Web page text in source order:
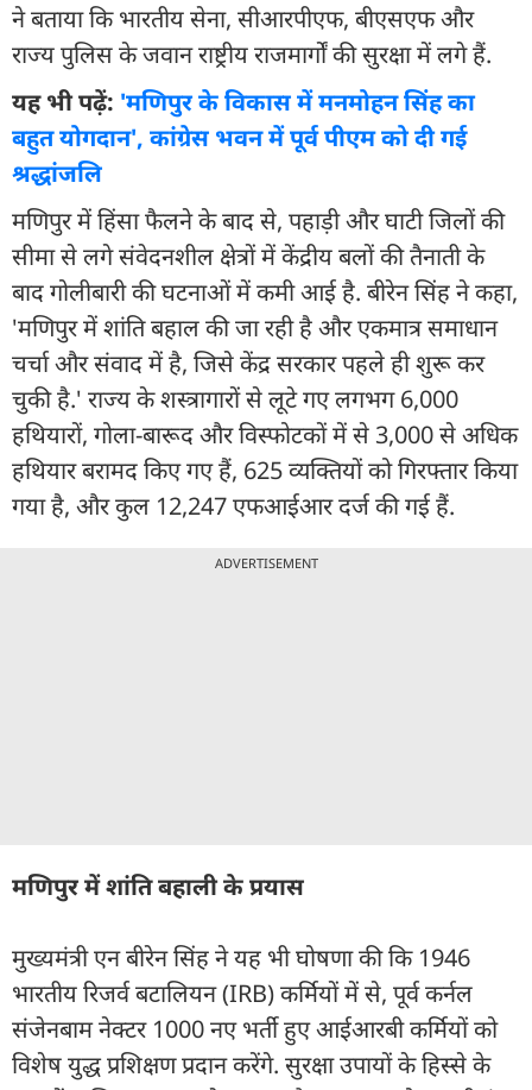
ने बताया कि भारतीय सेना, सीआरपीएफ, बीएसएफ और
राज्य पुलिस के जवान राष्ट्रीय राजमार्गों की सुरक्षा में लगे हैं.
यह भी पढ़ें: 'मणिपुर के विकास में मनमोहन सिंह का
बहुत योगदान', कांग्रेस भवन में पूर्व पीएम को दी गई
श्रद्धांजलि
मणिपुर में हिंसा फैलने के बाद से, पहाड़ी और घाटी जिलों की
सीमा से लगे संवेदनशील क्षेत्रों में केंद्रीय बलों की तैनाती के
बाद गोलीबारी की घटनाओं में कमी आई है. बीरेन सिंह ने कहा,
'मणिपुर में शांति बहाल की जा रही है और एकमात्र समाधान
चर्चा और संवाद में है, जिसे केंद्र सरकार पहले ही शुरू कर
चुकी है.' राज्य के शस्त्रागारों से लूटे गए लगभग 6,000
हथियारों, गोला-बारूद और विस्फोटकों में से 3,000 से अधिक
हथियार बरामद किए गए हैं, 625 व्यक्तियों को गिरफ्तार किया
गया है, और कुल 12,247 एफआईआर दर्ज की गई हैं.
ADVERTISEMENT
मणिपुर में शांति बहाली के प्रयास
मुख्यमंत्री एन बीरेन सिंह ने यह भी घोषणा की कि 1946
भारतीय रिजर्व बटालियन (IRB) कर्मियों में से, पूर्व कर्नल
संजेनबाम नेक्टर 1000 नए भर्ती हुए आईआरबी कर्मियों को
विशेष युद्ध प्रशिक्षण प्रदान करेंगे. सुरक्षा उपायों के हिस्से के